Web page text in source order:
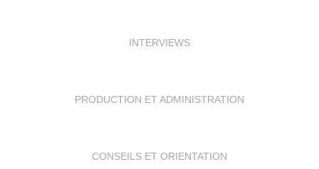
INTERVIEWS
PRODUCTION ET ADMINISTRATION
CONSEILS ET ORIENTATION